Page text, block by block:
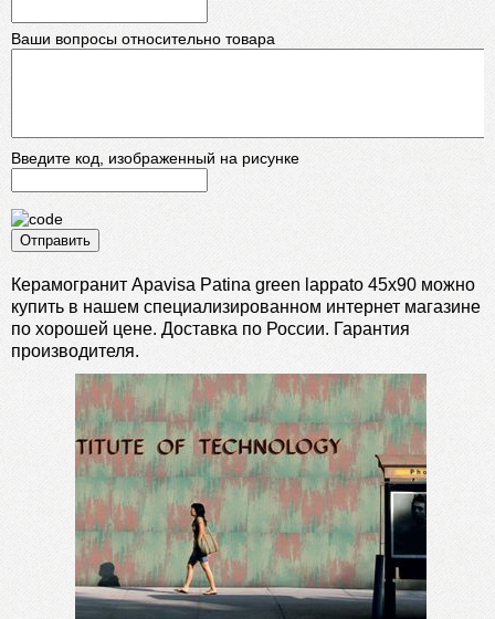
Ваши вопросы относительно товара
Введите код, изображенный на рисунке
Отправить
Керамогранит Apavisa Patina green lappato 45x90 можно
купить в нашем специализированном интернет магазине
по хорошей цене. Доставка по России. Гарантия
производителя.